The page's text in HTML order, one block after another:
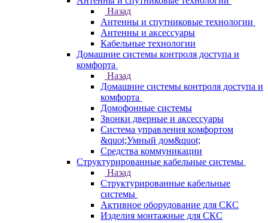
Назад
Антенны и спутниковые технологии
Антенны и аксессуары
Кабельные технологии
Домашние системы контроля доступа и
комфорта
Назад
Домашние системы контроля доступа и
комфорта
Домофонные системы
Звонки дверные и аксессуары
Система управления комфортом
&quot;Умный дом&quot;
Средства коммуникации
Структурированные кабельные системы
Назад
Структурированные кабельные
системы
Активное оборудование для СКС
Изделия монтажные для СКС